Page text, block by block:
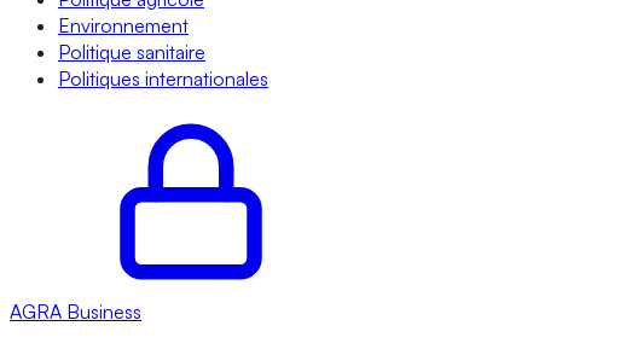
Environnement
Politique sanitaire
Politiques internationales
AGRA Business